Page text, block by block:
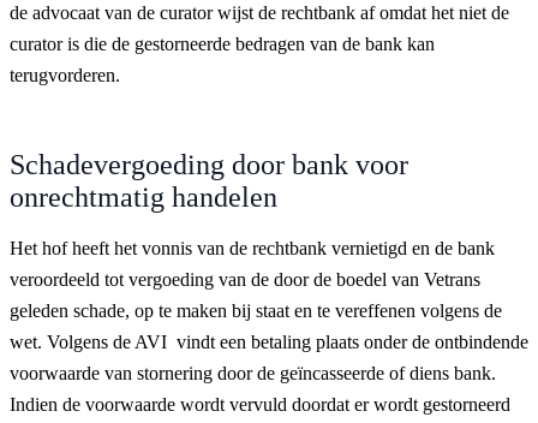
de advocaat van de curator wijst de rechtbank af omdat het niet de
curator is die de gestorneerde bedragen van de bank kan
terugvorderen.
Schadevergoeding door bank voor
onrechtmatig handelen
Het hof heeft het vonnis van de rechtbank vernietigd en de bank
veroordeeld tot vergoeding van de door de boedel van Vetrans
geleden schade, op te maken bij staat en te vereffenen volgens de
wet. Volgens de AVI vindt een betaling plaats onder de ontbindende
voorwaarde van stornering door de geïncasseerde of diens bank.
Indien de voorwaarde wordt vervuld doordat er wordt gestorneerd